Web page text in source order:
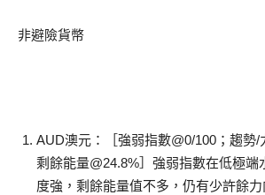
非避險貨幣
AUD澳元：［強弱指數@0/100；趨勢/
剩餘能量@24.8%］強弱指數在低極端
度強，剩餘能量值不多，仍有少許餘力